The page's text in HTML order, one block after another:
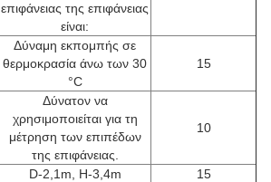
επιφάνειας της επιφάνειας
είναι:
Δύναμη εκπομπής σε
θερμοκρασία άνω των 30
°C
15
Δύνατον να
χρησιμοποιείται για τη
μέτρηση των επιπέδων
της επιφάνειας.
10
D-2,1m, H-3,4m 15